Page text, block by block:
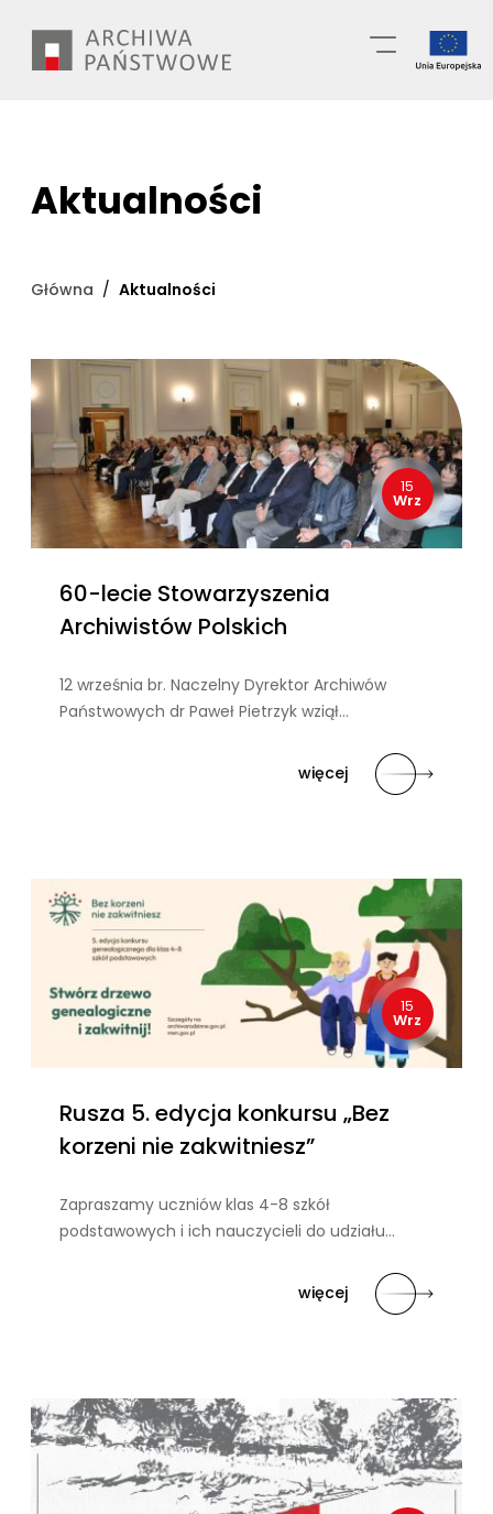
treści
Aktualności
Główna Aktualności
15
Wrz
60-lecie Stowarzyszenia
Archiwistów Polskich
12 września br. Naczelny Dyrektor Archiwów
Państwowych dr Paweł Pietrzyk wziął…
więcej
15
Wrz
Rusza 5. edycja konkursu „Bez
korzeni nie zakwitniesz”
Zapraszamy uczniów klas 4-8 szkół
podstawowych i ich nauczycieli do udziału…
więcej